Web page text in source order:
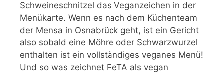
Schweineschnitzel das Veganzeichen in der
Menükarte. Wenn es nach dem Küchenteam
der Mensa in Osnabrück geht, ist ein Gericht
also sobald eine Möhre oder Schwarzwurzel
enthalten ist ein vollständiges veganes Menü!
Und so was zeichnet PeTA als vegan